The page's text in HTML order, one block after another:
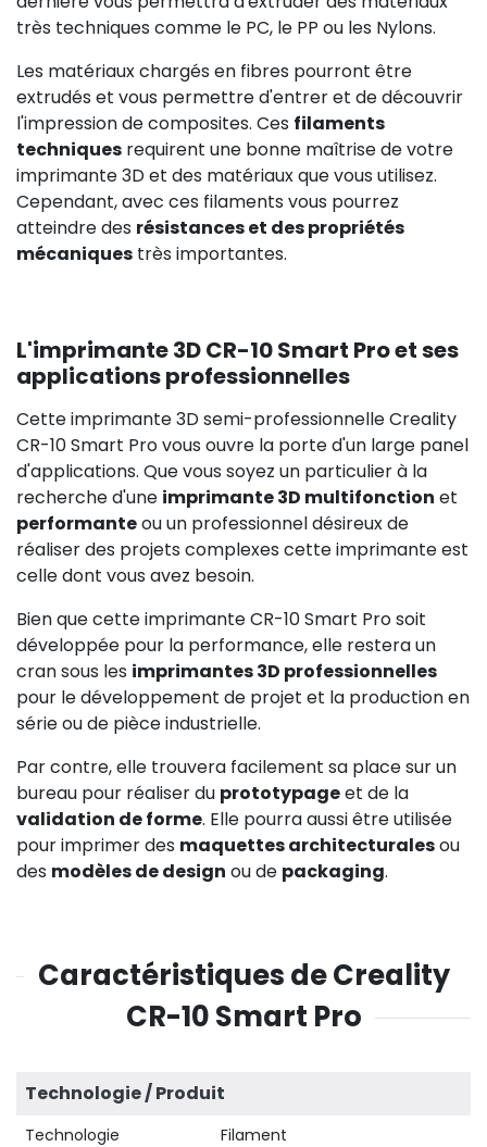
très techniques comme le PC, le PP ou les Nylons.
Les matériaux chargés en fibres pourront être
extrudés et vous permettre d'entrer et de découvrir
l'impression de composites. Ces filaments
techniques requirent une bonne maîtrise de votre
imprimante 3D et des matériaux que vous utilisez.
Cependant, avec ces filaments vous pourrez
atteindre des résistances et des propriétés
mécaniques très importantes.
L'imprimante 3D CR-10 Smart Pro et ses
applications professionnelles
Cette imprimante 3D semi-professionnelle Creality
CR-10 Smart Pro vous ouvre la porte d'un large panel
d'applications. Que vous soyez un particulier à la
recherche d'une imprimante 3D multifonction et
performanteou un professionnel désireux de
réaliser des projets complexes cette imprimante est
celle dont vous avez besoin.
Bien que cette imprimante CR-10 Smart Pro soit
développée pour la performance, elle restera un
cran sous les imprimantes 3D professionnelles
pour le développement de projet et la production en
série ou de pièce industrielle.
Par contre, elle trouvera facilement sa place sur un
bureau pour réaliser du prototypageet de la
validation de forme. Elle pourra aussi être utilisée
pour imprimer des maquettes architecturalesou
des modèles de design ou de packaging.
Caractéristiques de Creality
CR-10 Smart Pro
Technologie / Produit
Technologie
Filament